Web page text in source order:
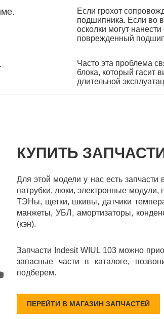
Если грохот
подшипника. Если во
осколки могут
поврежденный
Часто эта проблема
блока, который гасит
длительной
КУПИТЬ ЗАПЧАСТИ
Для этой модели у нас есть
патрубки, люки, электронные модули,
ТЭНы, щетки, шкивы, датчики
манжеты, УБЛ, амортизаторы,
(кэн).
Запчасти Indesit WIUL 103 можно
запасные части в каталоге,
подберем.
ПЕРЕЙТИ В МАГАЗИН ЗАПЧАСТЕЙ